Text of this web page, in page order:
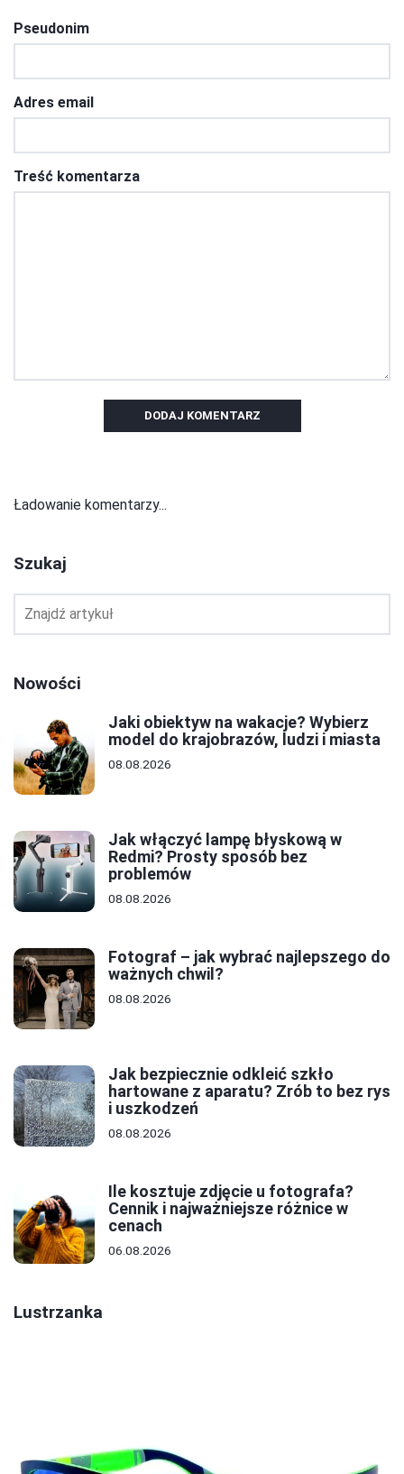
Pseudonim
Adres email
Treść komentarza
DODAJ KOMENTARZ
Ładowanie komentarzy...
Szukaj
Nowości
Jaki obiektyw na wakacje? Wybierz
model do krajobrazów, ludzi i miasta
08.08.2026
Jak włączyć lampę błyskową w
Redmi? Prosty sposób bez
problemów
08.08.2026
Fotograf – jak wybrać najlepszego do
ważnych chwil?
08.08.2026
Jak bezpiecznie odkleić szkło
hartowane z aparatu? Zrób to bez rys
i uszkodzeń
08.08.2026
Ile kosztuje zdjęcie u fotografa?
Cennik i najważniejsze różnice w
cenach
06.08.2026
Lustrzanka